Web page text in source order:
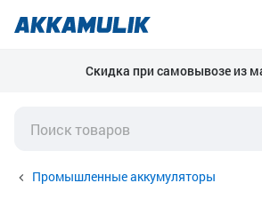
Скидка при самовывозе из
Промышленные аккумуляторы